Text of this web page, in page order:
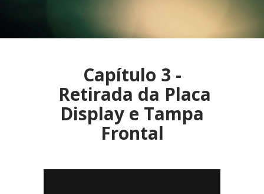
Capítulo 3 -
Retirada da Placa
Display e Tampa
Frontal